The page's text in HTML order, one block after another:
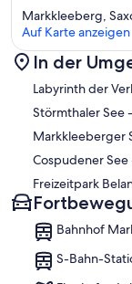
Markkleeberg,
Auf Karte anzeigen
In der
Labyrinth der
Störmthaler See
Markkleeberger
Cospudener See
Freizeitpark
Bahnhof
S-Bahn-